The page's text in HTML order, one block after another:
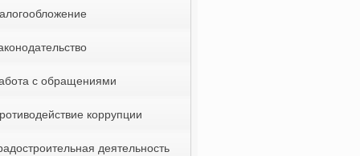
с обращениями
коррупции
деятельность